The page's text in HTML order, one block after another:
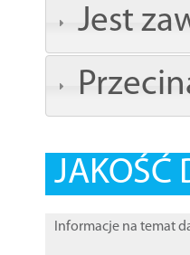
Jest
JAKOŚĆ
Informacje na temat